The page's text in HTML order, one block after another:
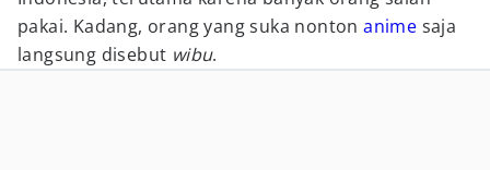
pakai. Kadang, orang yang suka nontonanime saja
langsung disebut wibu.